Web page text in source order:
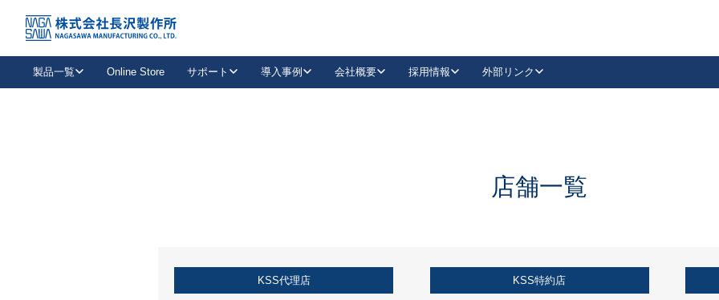
製品一覧
抗ウイルス・抗菌製品
キーレックスを品番からお探しいただけます。
Online Store サポート
取扱店情報
お役立ち情報
導入事例
企業様採用事例
会社概要 採用情報 外部リンク
LinkedIn
KSS加盟店・取扱店情報
店舗一覧
店舗一覧
KSS代理店 KSS特約店